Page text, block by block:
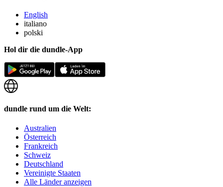
English
italiano
polski
Hol dir die dundle-App
dundle rund um die Welt:
Australien
Österreich
Frankreich
Schweiz
Deutschland
Vereinigte Staaten
Alle Länder anzeigen